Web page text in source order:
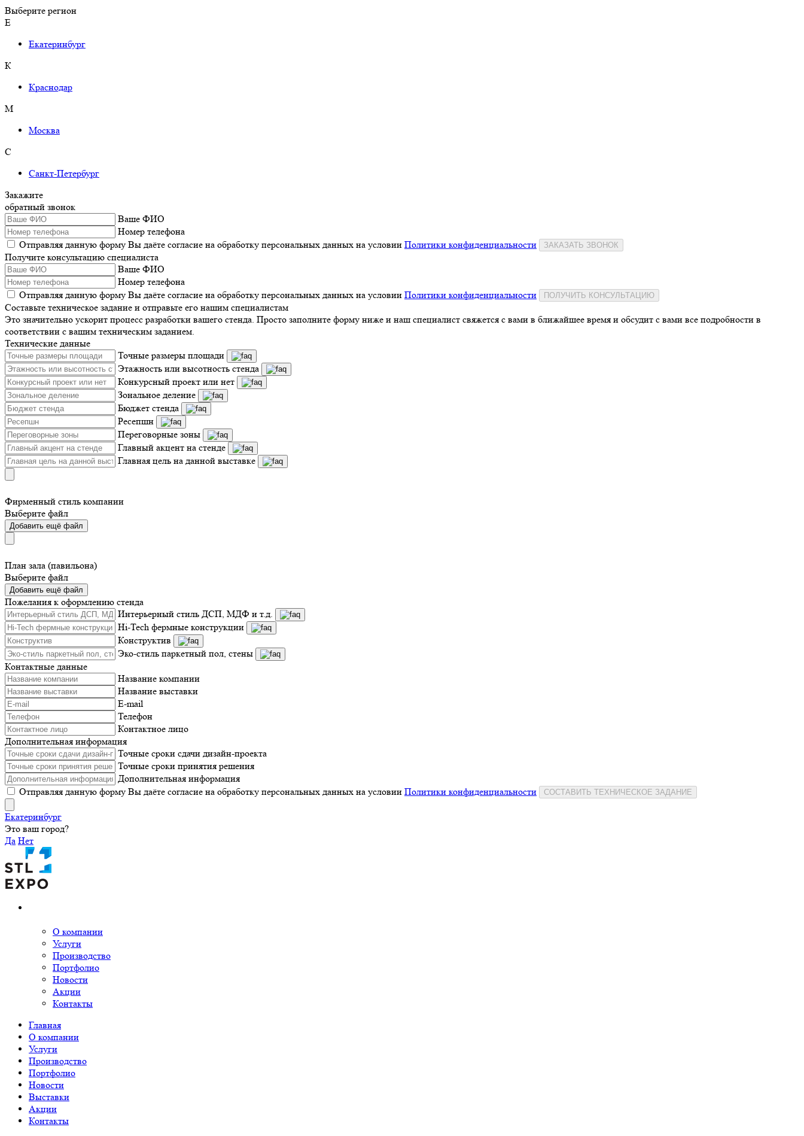
Выберите регион
Е
Екатеринбург
К
Краснодар
М
Москва
С
Санкт-Петербург
Закажите
обратный звонок
Ваше ФИО
Номер телефона
Отправляя данную форму Вы даёте согласие на обработку персональных данных на условии Политики конфиденциальности ЗАКАЗАТЬ ЗВОНОК
Получите консультацию специалиста
Ваше ФИО
Номер телефона
Отправляя данную форму Вы даёте согласие на обработку персональных данных на условии Политики конфиденциальности ПОЛУЧИТЬ КОНСУЛЬТАЦИЮ
Составьте техническое задание и отправьте его нашим специалистам
Это значительно ускорит процесс разработки вашего стенда. Просто заполните форму ниже и наш специалист свяжется с вами в ближайшее время и обсудит с вами все подробности в
соответствии с вашим техническим заданием.
Технические данные
Точные размеры площади
Этажность или высотность стенда
Конкурсный проект или нет
Зональное деление
Бюджет стенда
Ресепшн
Переговорные зоны
Главный акцент на стенде
Главная цель на данной выставке
Фирменный стиль компании
Выберите файл
Добавить ещё файл
План зала (павильона)
Выберите файл
Добавить ещё файл
Пожелания к оформлению стенда
Интерьерный стиль ДСП, МДФ и т.д.
Hi-Tech фермные конструкции
Конструктив
Эко-стиль паркетный пол, стены
Контактные данные
Название компании
Название выставки
E-mail
Телефон
Контактное лицо
Дополнительная информация
Точные сроки сдачи дизайн-проекта
Точные сроки принятия решения
Дополнительная информация
Отправляя данную форму Вы даёте согласие на обработку персональных данных на условии Политики конфиденциальности СОСТАВИТЬ ТЕХНИЧЕСКОЕ ЗАДАНИЕ
Екатеринбург
Это ваш город?
Да Нет
О компании
Услуги
Производство
Портфолио
Новости
Акции
Контакты
Главная
О компании
Услуги
Производство
Портфолио
Новости
Выставки
Акции
Контакты